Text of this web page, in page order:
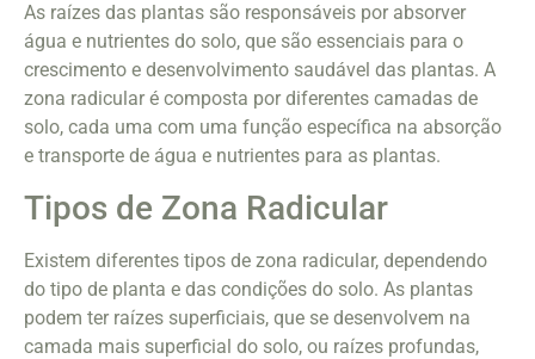
As raízes das plantas são responsáveis por absorver
água e nutrientes do solo, que são essenciais para o
crescimento e desenvolvimento saudável das plantas. A
zona radicular é composta por diferentes camadas de
solo, cada uma com uma função específica na absorção
e transporte de água e nutrientes para as plantas.
Tipos de Zona Radicular
Existem diferentes tipos de zona radicular, dependendo
do tipo de planta e das condições do solo. As plantas
podem ter raízes superficiais, que se desenvolvem na
camada mais superficial do solo, ou raízes profundas,